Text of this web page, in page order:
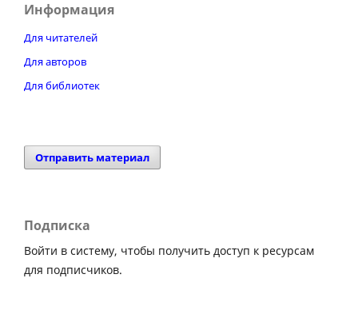
Информация
Для читателей
Для авторов
Для библиотек
Отправить материал
Подписка
Войти в систему, чтобы получить доступ к ресурсам
для подписчиков.